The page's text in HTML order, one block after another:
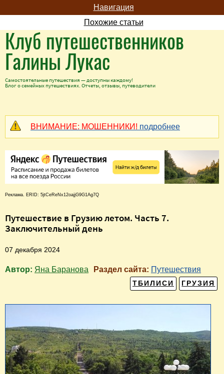
Навигация
Похожие статьи
Клуб путешественников
Галины Лукас
Самостоятельные путешествия — доступны каждому!
Блог о семейных путешествиях. Отчеты, отзывы, путеводители
ВНИМАНИЕ: МОШЕННИКИ! подробнее
Реклама. ERID: 5jtCeReNx12oajjG9G1Ag7Q
Путешествие в Грузию летом. Часть 7.
Заключительный день
07 декабря 2024
Автор: Яна Баранова Раздел сайта: Путешествия
ГРУЗИЯ
ТБИЛИСИ